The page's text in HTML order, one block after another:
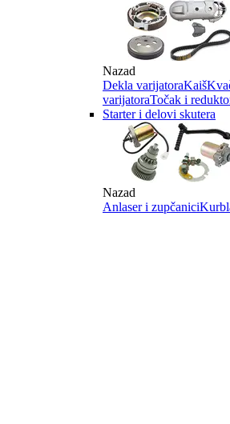
Nazad
Dekla varijatoraKaiš
varijatoraTočak i
Starter i delovi skutera
Nazad
Anlaser i zupčanici